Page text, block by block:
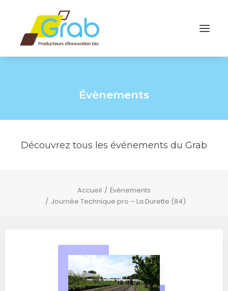
Évènements
Découvrez tous les événements du Grab
Accueil
Évènements
Journée Technique pro – La Durette (84)